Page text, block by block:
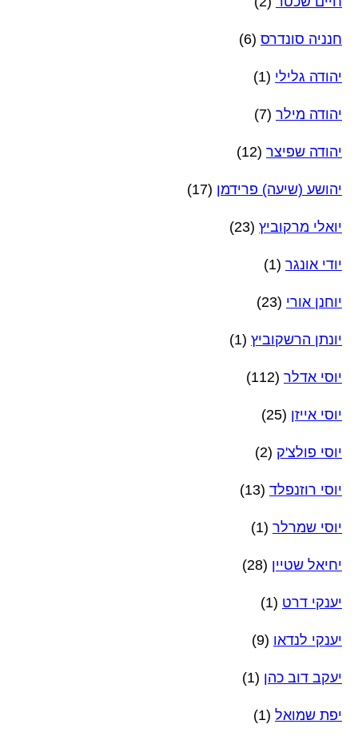
חנניה סונדרס (6)
יהודה גלילי (1)
יהודה מילר (7)
יהודה שפיצר (12)
יהושע (שיעה) פרידמן (17)
יואלי מרקוביץ (23)
יודי אונגר (1)
יוחנן אורי (23)
יונתן הרשקוביץ (1)
יוסי אדלר (112)
יוסי אייזן (25)
יוסי פולצ'ק (2)
יוסי רוזנפלד (13)
יוסי שמרלר (1)
יחיאל שטיין (28)
יענקי דרט (1)
יענקי לנדאו (9)
יעקב דוב כהן (1)
יפת שמואל (1)